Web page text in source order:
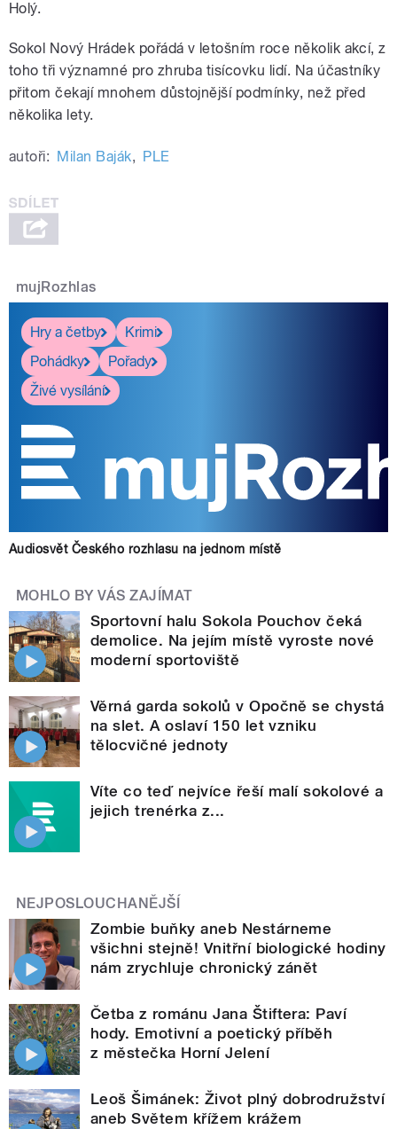
Holý.
Sokol Nový Hrádek pořádá v letošním roce několik akcí, z
toho tři významné pro zhruba tisícovku lidí. Na účastníky
přitom čekají mnohem důstojnější podmínky, než před
několika lety.
autoři: Milan Baják, PLE
mujRozhlas
Hry a četby
Krimi
Pohádky
Pořady
Živé vysílání
Audiosvět Českého rozhlasu na jednom místě
MOHLO BY VÁS ZAJÍMAT
Sportovní halu Sokola Pouchov čeká
demolice. Na jejím místě vyroste nové
moderní sportoviště
Věrná garda sokolů v Opočně se chystá
na slet. A oslaví 150 let vzniku
tělocvičné jednoty
Víte co teď nejvíce řeší malí sokolové a
jejich trenérka z...
NEJPOSLOUCHANĚJŠÍ
Zombie buňky aneb Nestárneme
všichni stejně! Vnitřní biologické hodiny
nám zrychluje chronický zánět
Četba z románu Jana Štiftera: Paví
hody. Emotivní a poetický příběh
z městečka Horní Jelení
Leoš Šimánek: Život plný dobrodružství
aneb Světem křížem krážem